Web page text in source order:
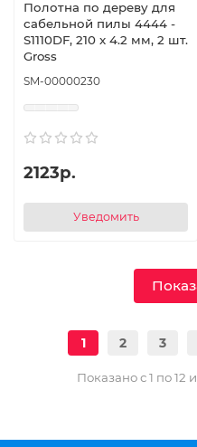
Полотна по дереву для
сабельной пилы 4444 -
S1110DF, 210 x 4.2 мм, 2 шт.
Gross
SM-00000230
2123р.
Уведомить
1 2 3
Показано с 1 по 12